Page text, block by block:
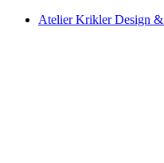
Atelier KriklerDesign